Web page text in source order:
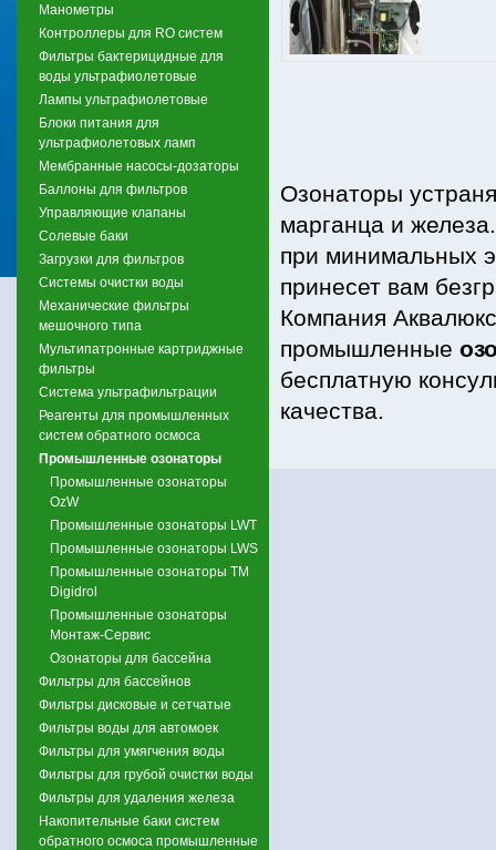
Манометры
Контроллеры для RO систем
Фильтры бактерицидные для
воды ультрафиолетовые
Лампы ультрафиолетовые
Блоки питания для
ультрафиолетовых ламп
Мембранные насосы-дозаторы
Баллоны для фильтров
Управляющие клапаны
Солевые баки
Загрузки для фильтров
Системы очистки воды
Механические фильтры
мешочного типа
Мультипатронные картриджные
фильтры
Система ультрафильтрации
Реагенты для промышленных
систем обратного осмоса
Промышленные озонаторы
Промышленные озонаторы
OzW
Промышленные озонаторы LWT
Промышленные озонаторы LWS
Промышленные озонаторы ТМ
Digidrol
Промышленные озонаторы
Монтаж-Сервис
Озонаторы для бассейна
Фильтры для бассейнов
Фильтры дисковые и сетчатые
Фильтры воды для автомоек
Фильтры для умягчения воды
Фильтры для грубой очистки воды
Фильтры для удаления железа
Накопительные баки систем
обратного осмоса промышленные
Озонаторы
марганца и
при минимальных
принесет вам
Компания
промышленные
бесплатную
качества.